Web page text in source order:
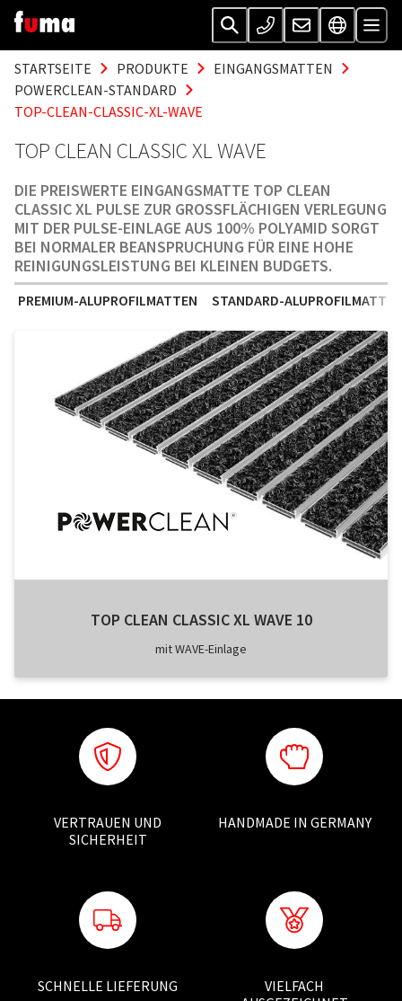
STARTSEITE PRODUKTE
EINGANGSMATTEN
POWERCLEAN-STANDARD
TOP-CLEAN-CLASSIC-XL-WAVE
TOP CLEAN CLASSIC XL WAVE
DIE PREISWERTE EINGANGSMATTE TOP CLEAN
CLASSIC XL PULSE ZUR GROSSFLÄCHIGEN VERLEGUNG M
IT DER PULSE-EINLAGE AUS 100% POLYAMID SORGT B
EI NORMALER BEANSPRUCHUNG FÜR EINE HOHE R
EINIGUNGSLEISTUNG BEI KLEINEN BUDGETS.
PREMIUM-ALUPROFILMATTEN STANDARD-ALUPROFILMATTEN
TOP CLEAN CLASSIC XL WAVE 10
mit WAVE-Einlage
VERTRAUEN UND
SICHERHEIT
HANDMADE IN GERMANY
SCHNELLE LIEFERUNG
VIELFACH